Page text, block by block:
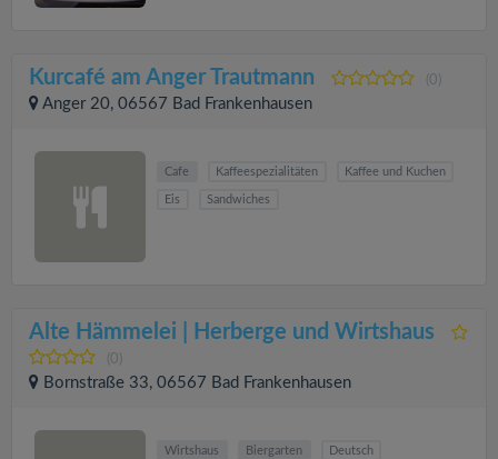
Kurcafé am Anger Trautmann (0)
Anger 20, 06567 Bad Frankenhausen
Cafe Kaffeespezialitäten Kaffee und Kuchen
Eis Sandwiches
Alte Hämmelei | Herberge und Wirtshaus
(0)
Bornstraße 33, 06567 Bad Frankenhausen
Wirtshaus Biergarten Deutsch